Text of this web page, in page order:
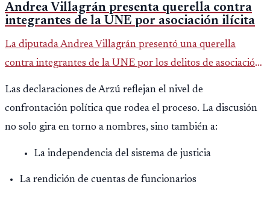
Andrea Villagrán presenta querella contra
integrantes de la UNE por asociación ilícita
La diputada Andrea Villagrán presentó una querella
contra integrantes de la UNE por los delitos de asociación
ilícita, terrorismo y sedición.
Las declaraciones de Arzú reflejan el nivel de
confrontación política que rodea el proceso. La discusión
no solo gira en torno a nombres, sino también a:
La independencia del sistema de justicia
La rendición de cuentas de funcionarios